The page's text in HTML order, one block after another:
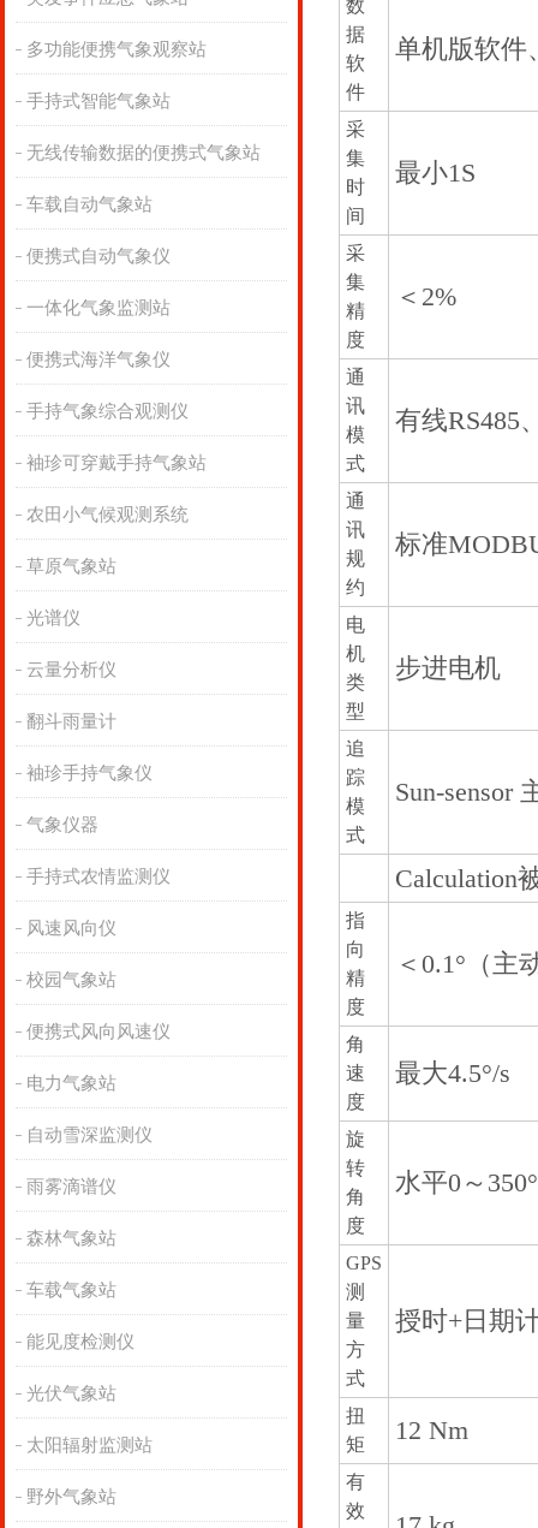
多功能便携气象观察站
手持式智能气象站
无线传输数据的便携式气象站
车载自动气象站
便携式自动气象仪
一体化气象监测站
便携式海洋气象仪
手持气象综合观测仪
袖珍可穿戴手持气象站
农田小气候观测系统
草原气象站
光谱仪
云量分析仪
翻斗雨量计
袖珍手持气象仪
气象仪器
手持式农情监测仪
风速风向仪
校园气象站
便携式风向风速仪
电力气象站
自动雪深监测仪
雨雾滴谱仪
森林气象站
车载气象站
能见度检测仪
光伏气象站
太阳辐射监测站
野外气象站
数
据
软
件
单机版软件
采
集
时
间
最小1S
采
集
精
度
＜2%
通
讯
模
式
有线RS485
通
讯
规
约
标准
电
机
类
型
步进电机
追
踪
模
式
Sun-sensor
Calculation
指
向
精
度
＜0.1°（主
角
速
度
最大4.5°/s
旋
转
角
度
水平0～
GPS
测
量
方
式
授时+日期
扭
矩
12 Nm
有
效